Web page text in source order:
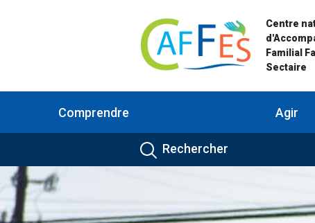
Centre
Familial
Sectaire
Comprendre Agir